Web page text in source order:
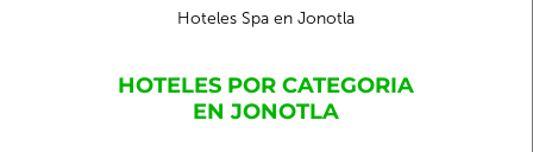
Hoteles Spa en Jonotla
HOTELES POR CATEGORIA
EN JONOTLA